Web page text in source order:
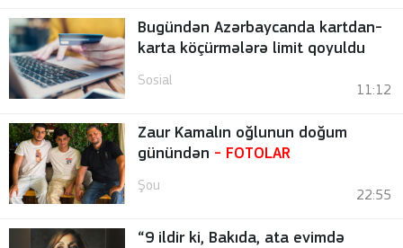
Bugündən Azərbaycanda kartdan-
karta köçürmələrə limit qoyuldu
Sosial
11:12
Zaur Kamalın oğlunun doğum
günündən - FOTOLAR
Şou
22:55
“9 ildir ki, Bakıda, ata evimdə